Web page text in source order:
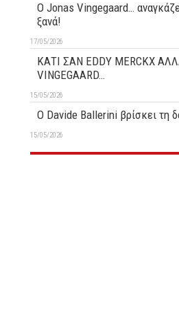
O Jonas Vingegaard…
ξανά!
17/05/2026
ΚΑΤΙ ΣΑΝ EDDY MERCKX
VINGEGAARD…
15/05/2026
O Davide Ballerini βρίσκει τη
15/05/2026